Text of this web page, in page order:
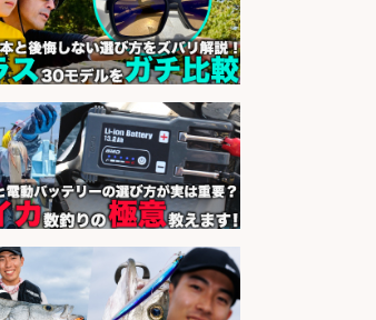
即日収入/製造スタッフ/
伯区」お魚のパック詰め
タッフ/広島市佐伯区周
円」日払い可/未経験
なめ×週4日〜OK
会社ホットスタッフ五日市
sponsored by 求人ボックス
・鮮魚販売/「志布志
1,150円〜」志布志駅か
魚のカットや商品の陳列